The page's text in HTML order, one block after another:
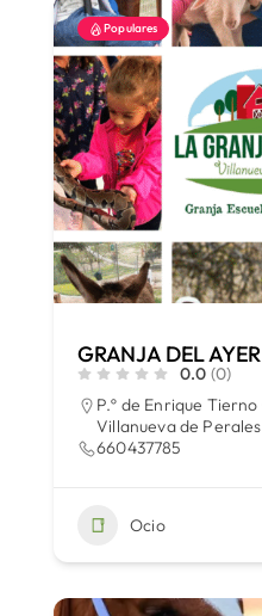
Populares
GRANJA DEL AYER
0.0 (0)
P.º de Enrique
Villanueva de
660437785
Ocio